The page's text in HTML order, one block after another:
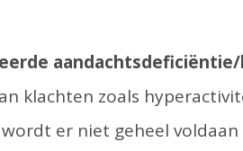
klachten zoals
er niet geheel